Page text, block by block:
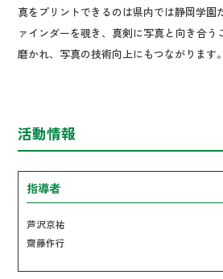
真をプリントできるのは県内では静岡学園
ァインダーを覗き、真剣に写真と向き合う
磨かれ、写真の技術向上にもつながります。
活動情報
指導者
芦沢京祐
齋藤作行